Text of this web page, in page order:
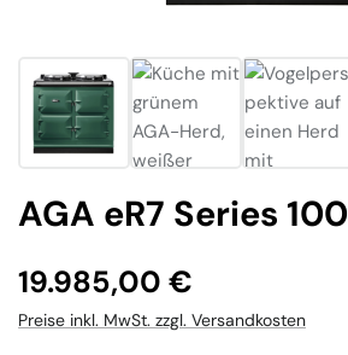
AGA eR7 Series 100
Regulärer Preis:
19.985,00 €
Preise inkl. MwSt. zzgl. Versandkosten